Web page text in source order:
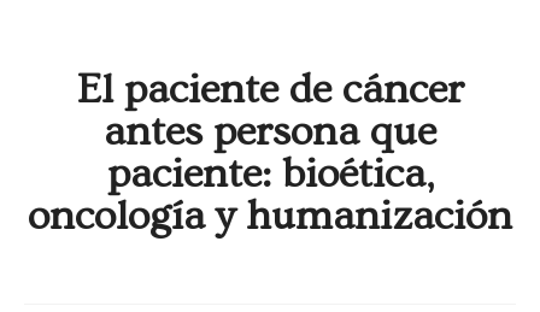
El paciente de cáncer
antes persona que
paciente: bioética,
oncología y humanización